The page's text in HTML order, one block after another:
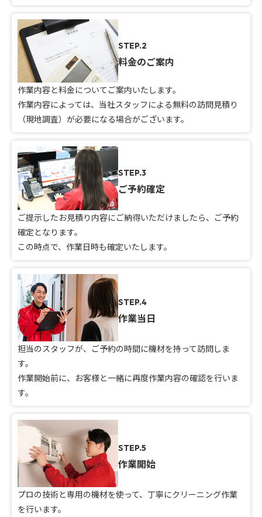
STEP.2
料金のご案内
作業内容と料金についてご案内いたします。
作業内容によっては、当社スタッフによる無料の訪問見積り
（現地調査）が必要になる場合がございます。
STEP.3
ご予約確定
ご提示したお見積り内容にご納得いただけましたら、ご予約
確定となります。
この時点で、作業日時も確定いたします。
STEP.4
作業当日
担当のスタッフが、ご予約の時間に機材を持って訪問しま
す。
作業開始前に、お客様と一緒に再度作業内容の確認を行いま
す。
STEP.5
作業開始
プロの技術と専用の機材を使って、丁寧にクリーニング作業
を行います。